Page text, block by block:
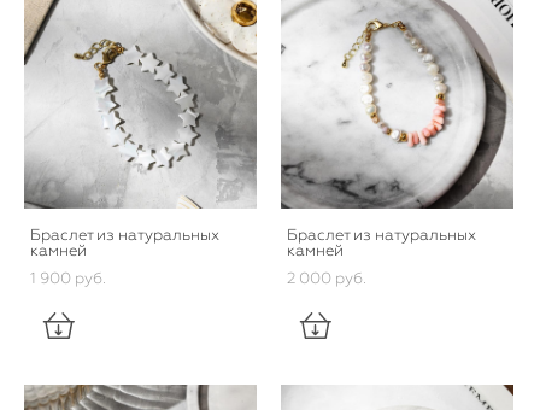
Браслет из натуральных
камней
1 900 pуб.
Браслет из натуральных
камней
2 000 pуб.